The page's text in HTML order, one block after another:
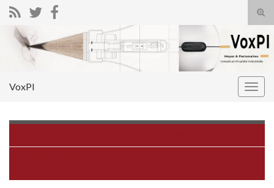
Search for:
VoxPI